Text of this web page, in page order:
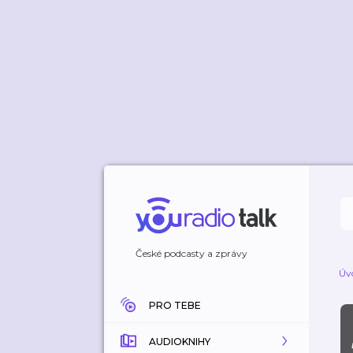
České podcasty a zprávy
PRO TEBE
AUDIOKNIHY